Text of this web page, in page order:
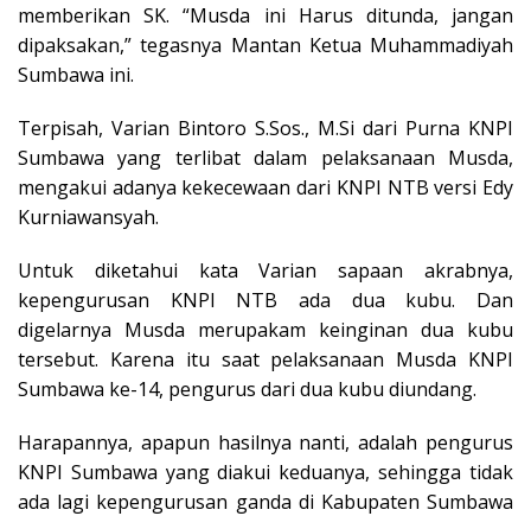
memberikan SK. “Musda ini Harus ditunda, jangan
dipaksakan,” tegasnya Mantan Ketua Muhammadiyah
Sumbawa ini.
Terpisah, Varian Bintoro S.Sos., M.Si dari Purna KNPI
Sumbawa yang terlibat dalam pelaksanaan Musda,
mengakui adanya kekecewaan dari KNPI NTB versi Edy
Kurniawansyah.
Untuk diketahui kata Varian sapaan akrabnya,
kepengurusan KNPI NTB ada dua kubu. Dan
digelarnya Musda merupakam keinginan dua kubu
tersebut. Karena itu saat pelaksanaan Musda KNPI
Sumbawa ke-14, pengurus dari dua kubu diundang.
Harapannya, apapun hasilnya nanti, adalah pengurus
KNPI Sumbawa yang diakui keduanya, sehingga tidak
ada lagi kepengurusan ganda di Kabupaten Sumbawa